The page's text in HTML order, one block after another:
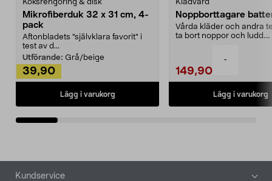
-
Köksrengöring & disk
Mikrofiberduk 32 x 31 cm, 4-
pack
Aftonbladets "självklara favorit” i
test av d...
Utförande: Grå/beige
39,90
Lägg i varukorg
Klädvård
Noppborttagare
Vårda kläder och andra
ta bort noppor och ludd.
149,90
Lägg i varukorg
Sidfot
Kundservice